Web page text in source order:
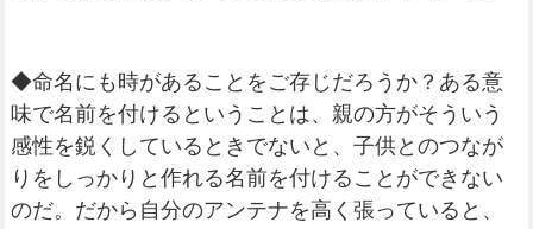
◆命名にも時があることをご存じだろうか？ある意
味で名前を付けるということは、親の方がそういう
感性を鋭くしているときでないと、子供とのつなが
りをしっかりと作れる名前を付けることができない
のだ。だから自分のアンテナを高く張っていると、